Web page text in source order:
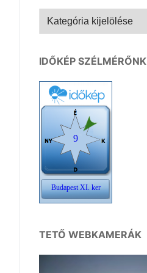
Kategóriák
IDŐKÉP SZÉLMÉRŐNK
TETŐ WEBKAMERÁK